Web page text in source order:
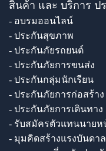
สินค้า และ บริการ ป
- อบรมออนไลน์
- ประกันสุขภาพ
- ประกันภัยรถยนต์
- ประกันภัยการขนส่ง
- ประกันกลุ่มนักเรียน
- ประกันภัยการก่อสร้าง
- ประกันภัยการเดินทาง
- รับสมัครตัวแทนนายห
- มุมคิดสร้างแรงบันดาล